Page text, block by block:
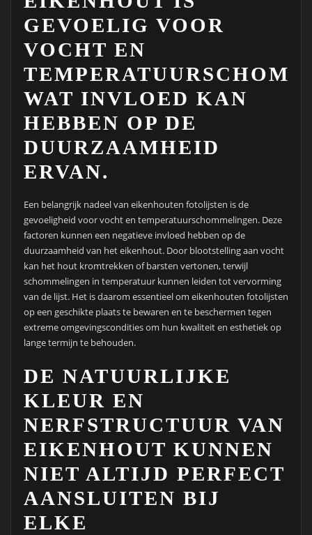
GEVOELIG VOOR
VOCHT EN
WAT INVLOED KAN
HEBBEN OP DE
DUURZAAMHEID
ERVAN.
Een belangrijk nadeel van eikenhouten fotolijsten is de
gevoeligheid voor vocht en temperatuurschommelingen. Deze
factoren kunnen een negatieve invloed hebben op de
duurzaamheid van het eikenhout. Door blootstelling aan vocht
kan het hout kromtrekken of barsten vertonen, terwijl
schommelingen in temperatuur kunnen leiden tot vervorming
van de lijst. Het is daarom essentieel om eikenhouten fotolijsten
op een geschikte plaats te bewaren en te beschermen tegen
extreme omgevingscondities om hun kwaliteit en esthetiek op
lange termijn te behouden.
DE NATUURLIJKE
KLEUR EN
NERFSTRUCTUUR VAN
EIKENHOUT KUNNEN
NIET ALTIJD PERFECT
AANSLUITEN BIJ
ELKE